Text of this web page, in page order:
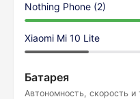
Nothing Phone (2)
Xiaomi Mi 10 Lite
Батарея
Автономность, скорость и